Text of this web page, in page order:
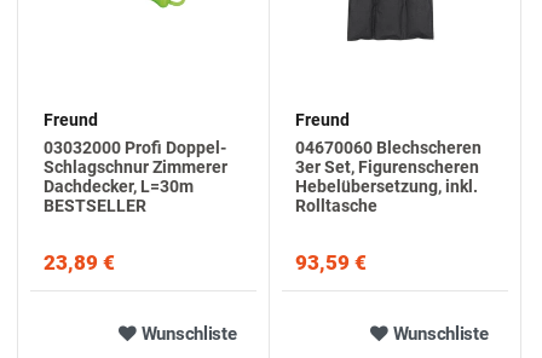
Freund
03032000 Profi Doppel-
Schlagschnur Zimmerer
Dachdecker, L=30m
BESTSELLER
23,89 €
Freund
04670060 Blechscheren
3er Set, Figurenscheren
Hebelübersetzung, inkl.
Rolltasche
93,59 €
Wunschliste Wunschliste